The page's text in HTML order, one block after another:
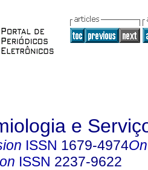
e
ISSN 1679-4974
ISSN 2237-9622